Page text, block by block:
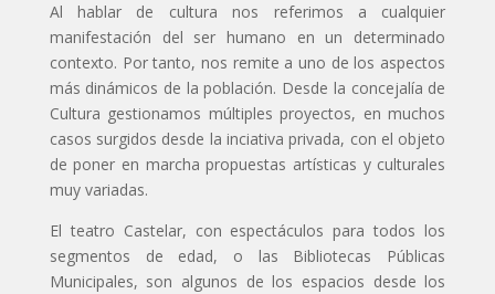
Al hablar de cultura nos referimos a cualquier
manifestación del ser humano en un determinado
contexto. Por tanto, nos remite a uno de los aspectos
más dinámicos de la población. Desde la concejalía de
Cultura gestionamos múltiples proyectos, en muchos
casos surgidos desde la inciativa privada, con el objeto
de poner en marcha propuestas artísticas y culturales
muy variadas.
El teatro Castelar, con espectáculos para todos los
segmentos de edad, o las Bibliotecas Públicas
Municipales, son algunos de los espacios desde los